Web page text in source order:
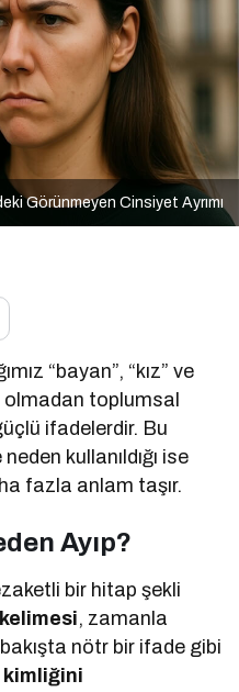
Görünmeyen Cinsiyet Ayrımı
“bayan”, “kız” ve
olmadan toplumsal
ifadelerdir. Bu
kullanıldığı ise
fazla anlam taşır.
Ayıp?
bir hitap şekli
, zamanla
nötr bir ifade gibi
kimliğini